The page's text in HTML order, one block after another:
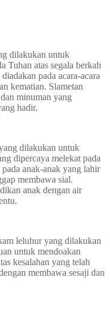
dilakukan untuk
Tuhan atas segala berkah
pada acara-acara
kematian. Slametan
minuman yang
hadir.
dilakukan untuk
dipercaya melekat pada
anak-anak yang lahir
membawa sial.
anak dengan air
leluhur yang dilakukan
untuk mendoakan
kesalahan yang telah
membawa sesaji dan